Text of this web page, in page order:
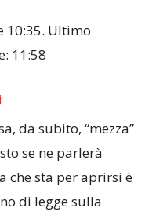
10:35. Ultimo
11:58
da subito, “mezza”
se ne parlerà
che sta per aprirsi è
di legge sulla